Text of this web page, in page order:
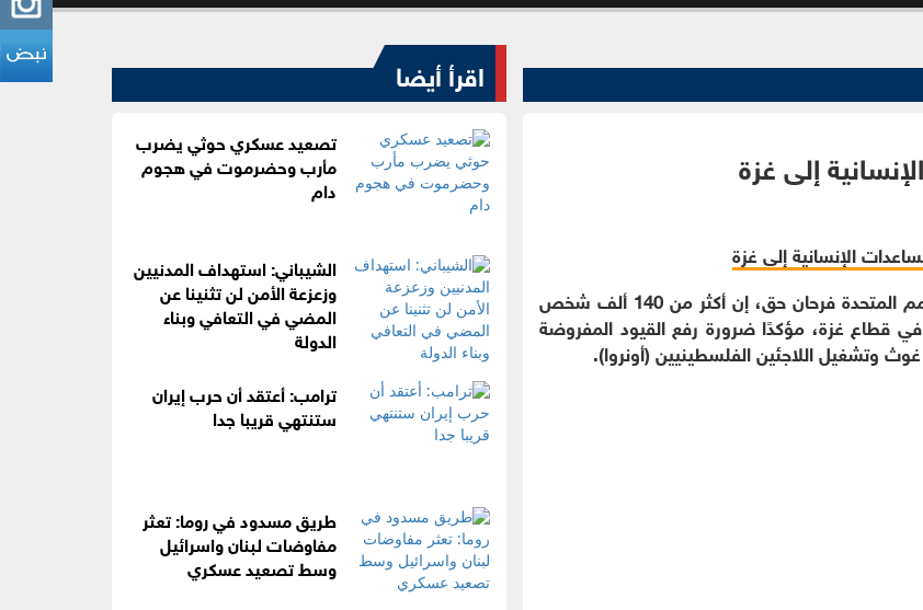
إلى غزة
الوقائع الإخباري : قال نائب المتحدث باسم الأمين العام للأمم المتحدة فرحان حق، إن أكثر من 140 ألف شخص
غمرت أكثر من 200 موقع للنزوح في قطاع غزة، مؤكدًا ضرورة رفع القيود المفروضة
وتشغيل اللاجئين الفلسطينيين (أونروا).
اقرأ أيضا
تصعيد عسكري حوثي يضرب
مأرب وحضرموت في هجوم
دام
الشيباني: استهداف المدنيين
وزعزعة الأمن لن تثنينا عن
المضي في التعافي وبناء
الدولة
ترامب: أعتقد أن حرب إيران
ستنتهي قريبا جدا
طريق مسدود في روما: تعثر
مفاوضات لبنان واسرائيل
وسط تصعيد عسكري